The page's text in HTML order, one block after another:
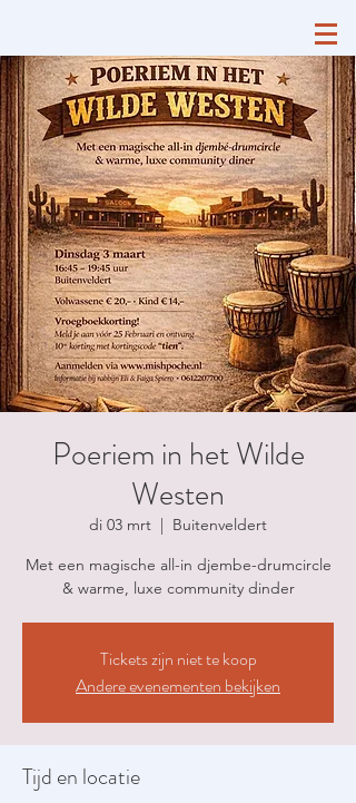
Poeriem in het Wilde
Westen
di 03 mrt
  |
Buitenveldert
Met een magische all-in djembe-drumcircle
& warme, luxe community dinder
Tickets zijn niet te koop
Andere evenementen bekijken
Tijd en locatie